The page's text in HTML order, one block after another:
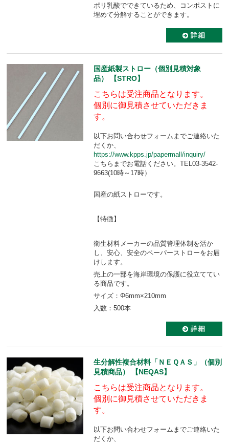
ポリ乳酸でできているため、コンポストに
埋めて分解することができます。
国産紙製ストロー（個別見積対象
品） 【STRO】
こちらは受注商品となります。
個別に御見積させていただきま
す。
以下お問い合わせフォームまでご連絡いた
だくか、
https://www.kpps.jp/papermall/inquiry/
こちらまでお電話ください。TEL03-3542-
9663(10時～17時）
国産の紙ストローです。
【特徴】
衛生材料メーカーの品質管理体制を活か
し、安心、安全のペーパーストローをお届
けします。
売上の一部を海岸環境の保護に役立ててい
る商品です。
サイズ：Φ6mm×210mm
入数：500本
生分解性複合材料「ＮＥＱＡＳ」（個別
見積商品） 【NEQAS】
こちらは受注商品となります。
個別に御見積させていただきま
す。
以下お問い合わせフォームまでご連絡いた
だくか、